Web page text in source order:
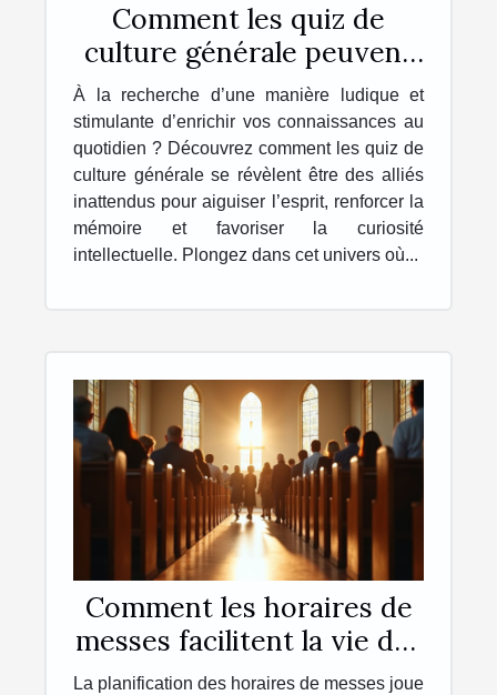
Comment les quiz de
culture générale peuvent
enrichir votre quotidien ?
À la recherche d’une manière ludique et
stimulante d’enrichir vos connaissances au
quotidien ? Découvrez comment les quiz de
culture générale se révèlent être des alliés
inattendus pour aiguiser l’esprit, renforcer la
mémoire et favoriser la curiosité
intellectuelle. Plongez dans cet univers où...
Comment les horaires de
messes facilitent la vie des
pratiquants ?
La planification des horaires de messes joue